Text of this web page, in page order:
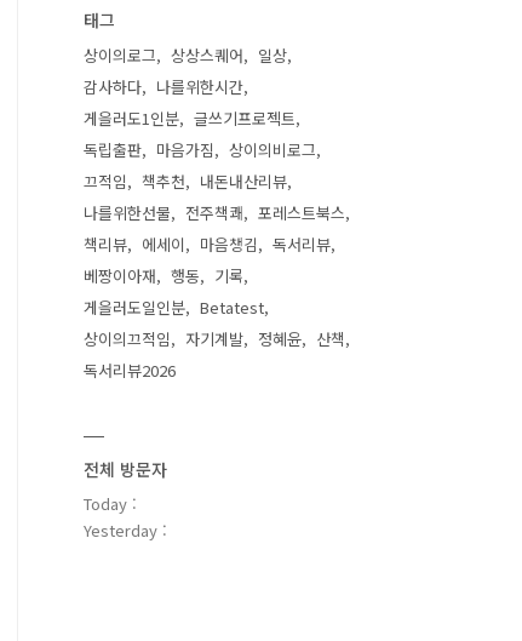
태그
상이의로그 상상스퀘어
일상
감사하다
나를위한시간
게을러도1인분
글쓰기프로젝트
독립출판
마음가짐
상이의비로그
끄적임
책추천
내돈내산리뷰
나를위한선물
전주책쾌
포레스트북스
책리뷰
에세이 마음챙김
독서리뷰
베짱이아재
행동
기록
게을러도일인분
Betatest
상이의끄적임
자기계발 정혜윤
산책
독서리뷰2026
전체 방문자
Today :
Yesterday :